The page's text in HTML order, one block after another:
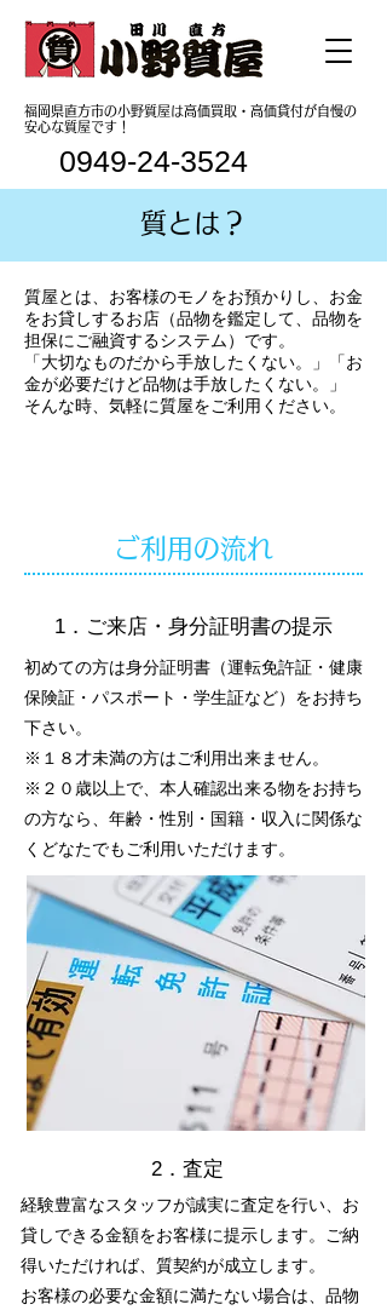
福岡県直方市の小野質屋は高価買取・高価貸付が自慢の
安心な質屋です！
0949-24-3524
質とは？
質屋とは、お客様のモノをお預かりし、お金
をお貸しするお店（品物を鑑定して、品物を
担保にご融資するシステム）です。
「大切なものだから手放したくない。」「お
金が必要だけど品物は手放したくない。」
そんな時、気軽に質屋をご利用ください。
ご利用の流れ
1．ご来店・身分証明書の提示
初めての方は身分証明書（運転免許証・健康
保険証・パスポート・学生証など）をお持ち
下さい。
※１８才未満の方はご利用出来ません。
※２０歳以上で、本人確認出来る物をお持ち
の方なら、年齢・性別・国籍・収入に関係な
くどなたでもご利用いただけます。
2．査定
経験豊富なスタッフが誠実に査定を行い、お
貸しできる金額をお客様に提示します。ご納
得いただければ、質契約が成立します。
お客様の必要な金額に満たない場合は、品物